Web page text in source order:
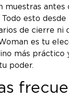
muestras antes
esto
de cierre ni
es tu
más práctico
poder.